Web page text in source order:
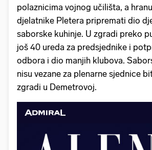
polaznicima vojnog učilišta, a
djelatnike Pletera pripremati dio
saborske kuhinje. U zgradi preko
još 40 ureda za predsjednike i
odbora i dio manjih klubova.
nisu vezane za plenarne sjednice
zgradi u Demetrovoj.